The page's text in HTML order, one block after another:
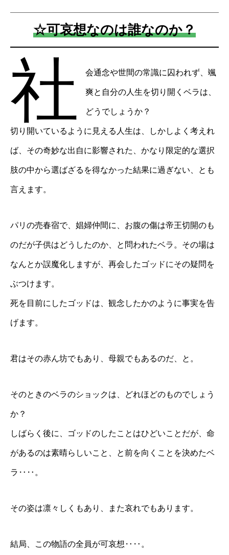
☆可哀想なのは誰なのか？
社 会通念や世間の常識に囚われず、颯
爽と自分の人生を切り開くベラは、
どうでしょうか？
切り開いているように見える人生は、しかしよく考えれ
ば、その奇妙な出自に影響された、かなり限定的な選択
肢の中から選ばざるを得なかった結果に過ぎない、とも
言えます。
パリの売春宿で、娼婦仲間に、お腹の傷は帝王切開のも
のだが子供はどうしたのか、と問われたベラ。その場は
なんとか誤魔化しますが、再会したゴッドにその疑問を
ぶつけます。
死を目前にしたゴッドは、観念したかのように事実を告
げます。
君はその赤ん坊でもあり、母親でもあるのだ、と。
そのときのベラのショックは、どれほどのものでしょう
か？
しばらく後に、ゴッドのしたことはひどいことだが、命
があるのは素晴らしいこと、と前を向くことを決めたベ
ラ‥‥。
その姿は凛々しくもあり、また哀れでもあります。
結局、この物語の全員が可哀想‥‥。